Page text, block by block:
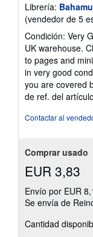
Librería:
(vendedor de 5
Condición: Very
UK warehouse.
to pages and
in very good
you are covered
de ref. del
Contactar al
Comprar usado
EUR 3,83
Envío por EUR
Se envía de
Cantidad